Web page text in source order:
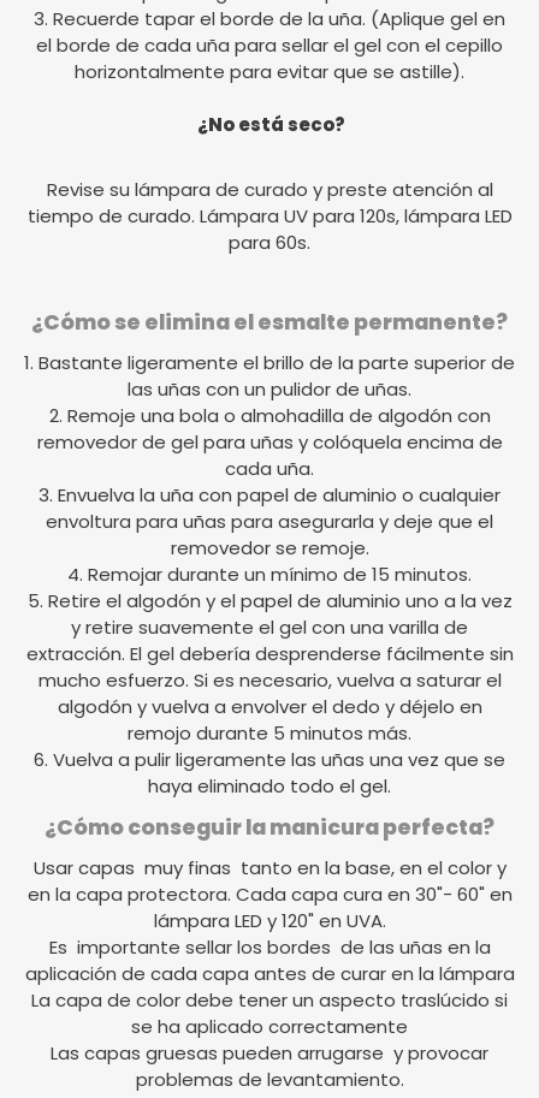
3. Recuerde tapar el borde de la uña. (Aplique gel en
el borde de cada uña para sellar el gel con el cepillo
horizontalmente para evitar que se astille).
¿No está seco?
Revise su lámpara de curado y preste atención al
tiempo de curado. Lámpara UV para 120s, lámpara LED
para 60s.
¿Cómo se elimina el esmalte permanente?
1. Bastante ligeramente el brillo de la parte superior de
las uñas con un pulidor de uñas.
2. Remoje una bola o almohadilla de algodón con
removedor de gel para uñas y colóquela encima de
cada uña.
3. Envuelva la uña con papel de aluminio o cualquier
envoltura para uñas para asegurarla y deje que el
removedor se remoje.
4. Remojar durante un mínimo de 15 minutos.
5. Retire el algodón y el papel de aluminio uno a la vez
y retire suavemente el gel con una varilla de
extracción. El gel debería desprenderse fácilmente sin
mucho esfuerzo. Si es necesario, vuelva a saturar el
algodón y vuelva a envolver el dedo y déjelo en
remojo durante 5 minutos más.
6. Vuelva a pulir ligeramente las uñas una vez que se
haya eliminado todo el gel.
¿Cómo conseguir la manicura perfecta?
Usar capas muy finas tanto en la base, en el color y
en la capa protectora. Cada capa cura en 30"- 60" en
lámpara LED y 120" en UVA.
Es importante sellar los bordes de las uñas en la
aplicación de cada capa antes de curar en la lámpara
La capa de color debe tener un aspecto traslúcido si
se ha aplicado correctamente
Las capas gruesas pueden arrugarse y provocar
problemas de levantamiento.